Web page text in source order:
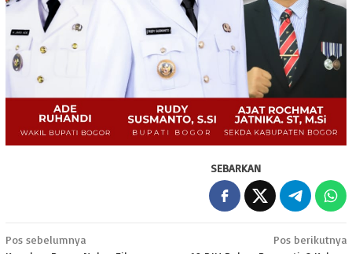
SEBARKAN
Navigasi
Pos sebelumnya
Pos berikutnya